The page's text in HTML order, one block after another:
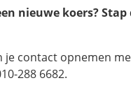
nieuwe koers?
je contact opnemen
288 6682.